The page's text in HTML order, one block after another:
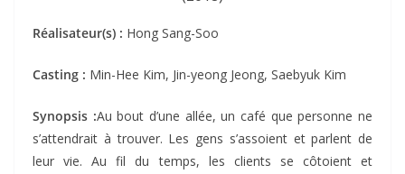
Réalisateur(s) : Hong Sang-Soo
Casting : Min-Hee Kim, Jin-yeong Jeong, Saebyuk Kim
Synopsis :Au bout d’une allée, un café que personne ne
s’attendrait à trouver. Les gens s’assoient et parlent de
leur vie. Au fil du temps, les clients se côtoient et